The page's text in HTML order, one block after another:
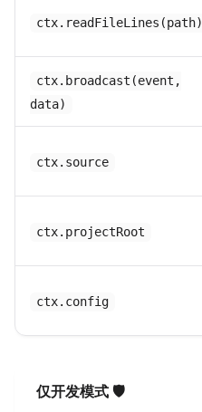
ctx.readFileLines(path)
ctx.broadcast(event,
data)
ctx.source
ctx.projectRoot
ctx.config
仅开发模式 🛡️